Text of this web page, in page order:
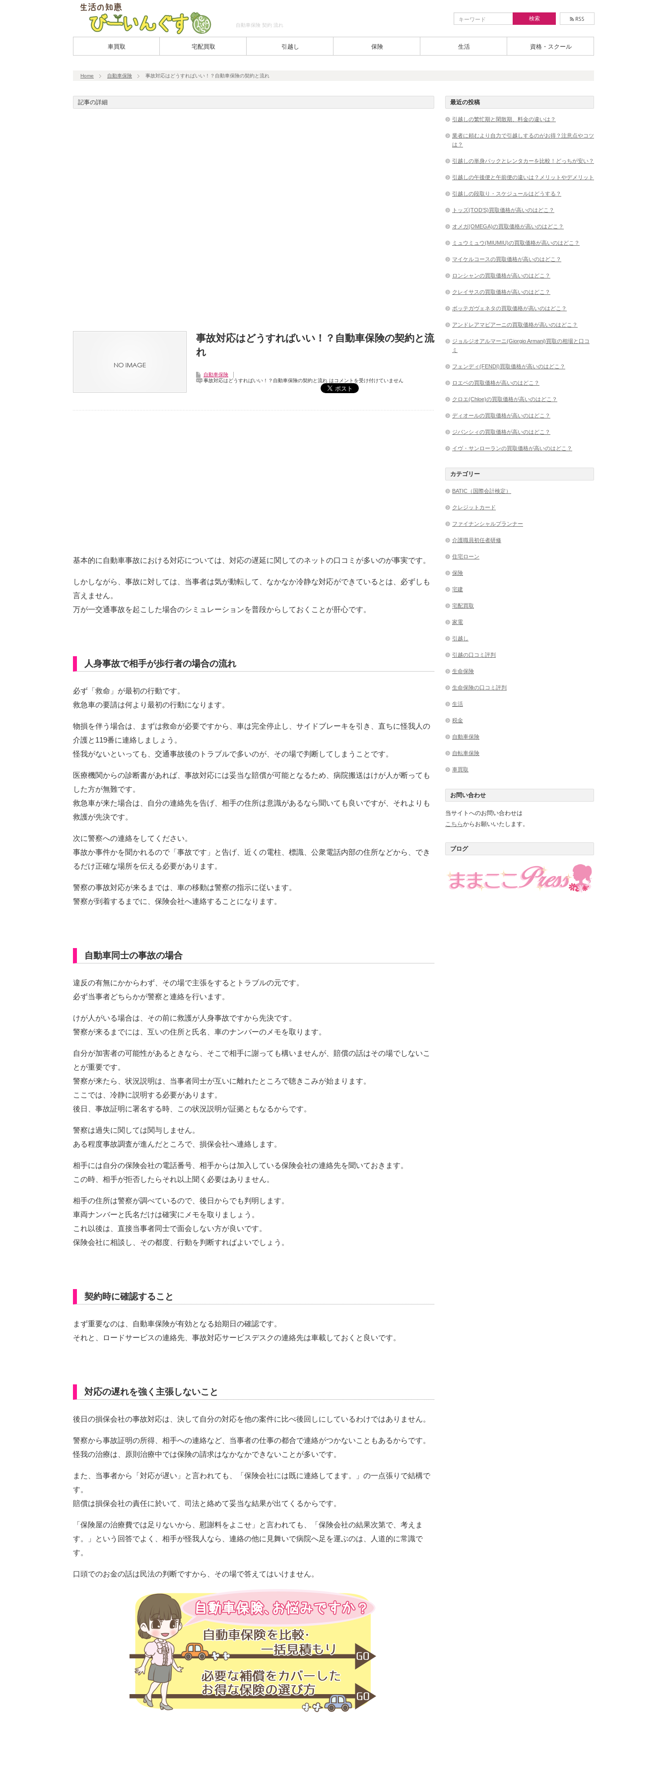
自動車保険 契約 流れ
車買取 宅配買取 引越し 保険 生活 資格・スクール
Home 自動車保険 事故対応はどうすればいい！？自動車保険の契約と流れ
記事の詳細
事故対応はどうすればいい！？自動車保険の契約と流
れ
自動車保険
事故対応はどうすればいい！？自動車保険の契約と流れ はコメントを受け付けていません
基本的に自動車事故における対応については、対応の遅延に関してのネットの口コミが多いのが事実です。
しかしながら、事故に対しては、当事者は気が動転して、なかなか冷静な対応ができているとは、必ずしも
言えません。
万が一交通事故を起こした場合のシミュレーションを普段からしておくことが肝心です。
人身事故で相手が歩行者の場合の流れ
必ず「救命」が最初の行動です。
救急車の要請は何より最初の行動になります。
物損を伴う場合は、まずは救命が必要ですから、車は完全停止し、サイドブレーキを引き、直ちに怪我人の
介護と119番に連絡しましょう。
怪我がないといっても、交通事故後のトラブルで多いのが、その場で判断してしまうことです。
医療機関からの診断書があれば、事故対応には妥当な賠償が可能となるため、病院搬送はけが人が断っても
した方が無難です。
救急車が来た場合は、自分の連絡先を告げ、相手の住所は意識があるなら聞いても良いですが、それよりも
救護が先決です。
次に警察への連絡をしてください。
事故か事件かを聞かれるので「事故です」と告げ、近くの電柱、標識、公衆電話内部の住所などから、でき
るだけ正確な場所を伝える必要があります。
警察の事故対応が来るまでは、車の移動は警察の指示に従います。
警察が到着するまでに、保険会社へ連絡することになります。
自動車同士の事故の場合
違反の有無にかからわず、その場で主張をするとトラブルの元です。
必ず当事者どちらかが警察と連絡を行います。
けが人がいる場合は、その前に救護が人身事故ですから先決です。
警察が来るまでには、互いの住所と氏名、車のナンバーのメモを取ります。
自分が加害者の可能性があるときなら、そこで相手に謝っても構いませんが、賠償の話はその場でしないこ
とが重要です。
警察が来たら、状況説明は、当事者同士が互いに離れたところで聴きこみが始まります。
ここでは、冷静に説明する必要があります。
後日、事故証明に署名する時、この状況説明が証拠ともなるからです。
警察は過失に関しては関与しません。
ある程度事故調査が進んだところで、損保会社へ連絡します。
相手には自分の保険会社の電話番号、相手からは加入している保険会社の連絡先を聞いておきます。
この時、相手が拒否したらそれ以上聞く必要はありません。
相手の住所は警察が調べているので、後日からでも判明します。
車両ナンバーと氏名だけは確実にメモを取りましょう。
これ以後は、直接当事者同士で面会しない方が良いです。
保険会社に相談し、その都度、行動を判断すればよいでしょう。
契約時に確認すること
まず重要なのは、自動車保険が有効となる始期日の確認です。
それと、ロードサービスの連絡先、事故対応サービスデスクの連絡先は車載しておくと良いです。
対応の遅れを強く主張しないこと
後日の損保会社の事故対応は、決して自分の対応を他の案件に比べ後回しにしているわけではありません。
警察から事故証明の所得、相手への連絡など、当事者の仕事の都合で連絡がつかないこともあるからです。
怪我の治療は、原則治療中では保険の請求はなかなかできないことが多いです。
また、当事者から「対応が遅い」と言われても、「保険会社には既に連絡してます。」の一点張りで結構で
す。
賠償は損保会社の責任に於いて、司法と絡めて妥当な結果が出てくるからです。
「保険屋の治療費では足りないから、慰謝料をよこせ」と言われても、「保険会社の結果次第で、考えま
す。」という回答でよく、相手が怪我人なら、連絡の他に見舞いで病院へ足を運ぶのは、人道的に常識で
す。
口頭でのお金の話は民法の判断ですから、その場で答えてはいけません。
最近の投稿
引越しの繁忙期と閑散期、料金の違いは？
業者に頼むより自力で引越しするのがお得？注意点やコツ
は？
引越しの単身パックとレンタカーを比較！どっちが安い？
引越しの午後便と午前便の違いは？メリットやデメリット
引越しの段取り・スケジュールはどうする？
トッズ(TOD’S)買取価格が高いのはどこ？
オメガ(OMEGA)の買取価格が高いのはどこ？
ミュウミュウ(MIUMIU)の買取価格が高いのはどこ？
マイケルコースの買取価格が高いのはどこ？
ロンシャンの買取価格が高いのはどこ？
クレイサスの買取価格が高いのはどこ？
ボッテガヴェネタの買取価格が高いのはどこ？
アンドレアマビアーニの買取価格が高いのはどこ？
ジョルジオアルマーニ(Giorgio Armani)買取の相場と口コ
ミ
フェンディ(FENDI)買取価格が高いのはどこ？
ロエベの買取価格が高いのはどこ？
クロエ(Chloe)の買取価格が高いのはどこ？
ディオールの買取価格が高いのはどこ？
ジバンシィの買取価格が高いのはどこ？
イヴ・サンローランの買取価格が高いのはどこ？
カテゴリー
BATIC（国際会計検定）
クレジットカード
ファイナンシャルプランナー
介護職員初任者研修
住宅ローン
保険
宅建
宅配買取
家電
引越し
引越の口コミ評判
生命保険
生命保険の口コミ評判
生活
税金
自動車保険
自転車保険
車買取
お問い合わせ
当サイトへのお問い合わせは
こちらからお願いいたします。
ブログ